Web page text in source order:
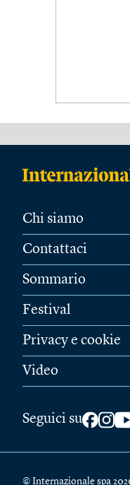
Chi siamo
Contattaci
Sommario
Festival
Privacy e cookie
Video
Seguici su
© Internazionale spa